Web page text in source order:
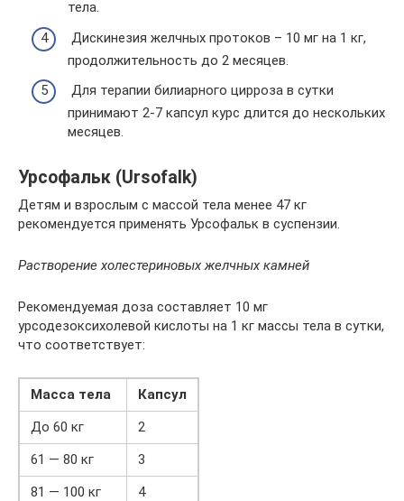
тела.
Дискинезия желчных протоков – 10 мг на 1 кг,
продолжительность до 2 месяцев.
Для терапии билиарного цирроза в сутки
принимают 2-7 капсул курс длится до нескольких
месяцев.
Урсофальк (Ursofalk)
Детям и взрослым с массой тела менее 47 кг
рекомендуется применять Урсофальк в суспензии.
Растворение холестериновых желчных камней
Рекомендуемая доза составляет 10 мг
урсодезоксихолевой кислоты на 1 кг массы тела в сутки,
что соответствует:
Масса тела
Капсул
До 60 кг
2
61 — 80 кг
3
81 — 100 кг
4